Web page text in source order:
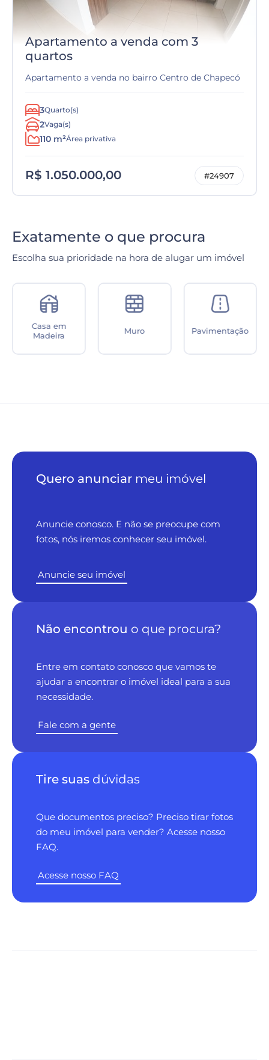
Apartamento a venda com 3
quartos
Apartamento a venda no bairro Centro de Chapecó
3Quarto(s)
2Vaga(s)
110 m²Área privativa
R$ 1.050.000,00 #24907
Exatamente o que procura
Escolha sua prioridade na hora de alugar um imóvel
Muro Pavimentação
Espaço
Gourmet
Quero anunciar meu imóvel
Anuncie conosco. E não se preocupe com
fotos, nós iremos conhecer seu imóvel.
Anuncie seu imóvel
Não encontrou o que procura?
Entre em contato conosco que vamos te
ajudar a encontrar o imóvel ideal para a sua
necessidade.
Fale com a gente
Tire suas dúvidas
Que documentos preciso? Preciso tirar fotos
do meu imóvel para vender? Acesse nosso
FAQ.
Acesse nosso FAQ